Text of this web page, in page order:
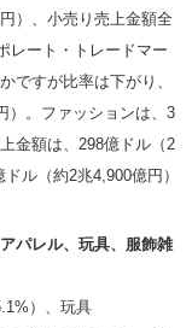
）、小売り売上金額全
レート・トレードマー
ですが比率は下がり、
）。ファッションは、3
金額は、298億ドル（2
ル（約2兆4,900億円）
パレル、玩具、服飾雑
）、玩具